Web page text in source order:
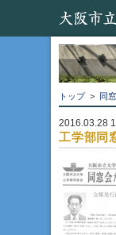
トップ > 同
2016.03.28
工学部同